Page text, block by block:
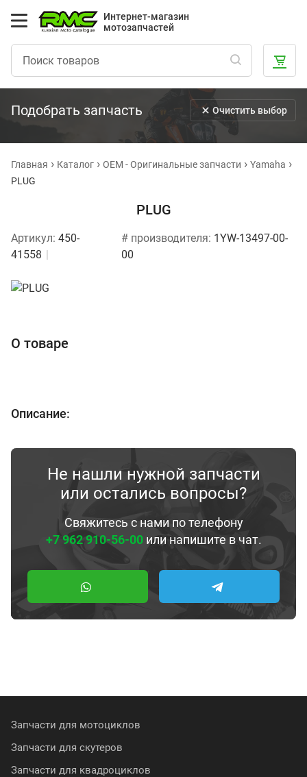
Интернет-магазин
мотозапчастей
Подобрать запчасть Очистить выбор
Главная Каталог OEM - Оригинальные запчасти
Yamaha
PLUG
PLUG
Артикул: 450-
41558
# производителя: 1YW-13497-00-
00
О товаре
Описание:
Не нашли нужной запчасти
или остались вопросы?
Свяжитесь с нами по телефону
+7 962 910-56-00или напишите в чат.
Запчасти для мотоциклов
Запчасти для скутеров
Запчасти для квадроциклов